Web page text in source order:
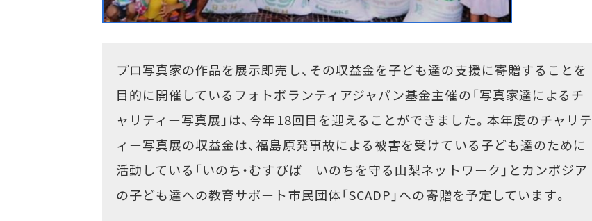
プロ写真家の作品を展示即売し、その収益金を子ども達の支援に寄贈することを
目的に開催しているフォトボランティアジャパン基金主催の「写真家達によるチ
ャリティー写真展」は、今年18回目を迎えることができました。本年度のチャリテ
ィー写真展の収益金は、福島原発事故による被害を受けている子ども達のために
活動している「いのち・むすびば いのちを守る山梨ネットワーク」とカンボジア
の子ども達への教育サポート市民団体「SCADP」への寄贈を予定しています。